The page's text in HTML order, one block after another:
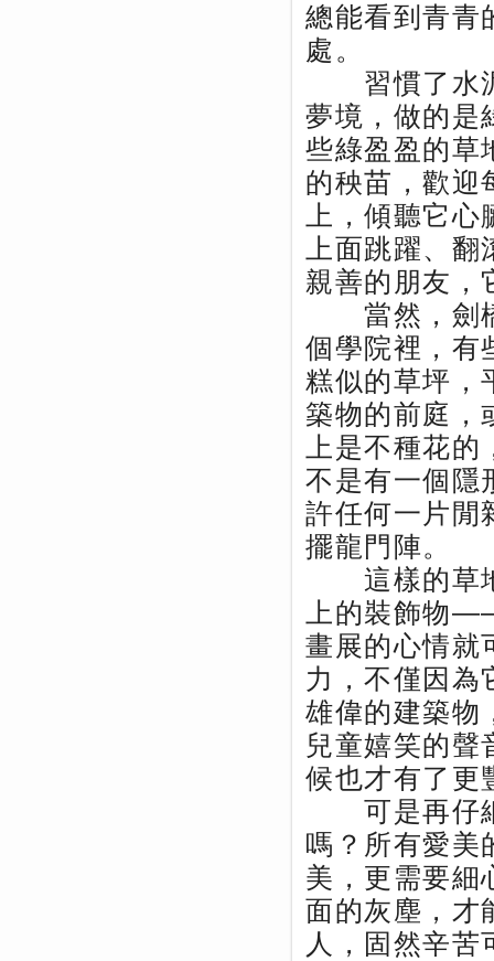
總能看到青青
處。
習慣了水泥
夢境，做的是
些綠盈盈的草
的秧苗，歡迎
上，傾聽它
上面跳躍、
親善的朋友，
當然，劍橋
個學院裡，有
糕似的草坪，
築物的前庭，
上是不種花
不是有一個隱
許任何一片閒
擺龍門陣。
這樣的草地
上的裝飾物
畫展的心情
力，不僅因為
雄偉的建築物
兒童嬉笑的
候也才有了更
可是再仔細
嗎？所有愛美
美，更需要細
面的灰塵，才
人，固然辛